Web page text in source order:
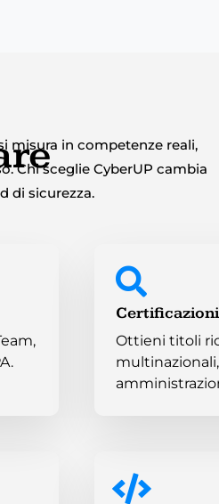
misura in competenze reali,
Chi sceglie CyberUP cambia
di sicurezza.
Ottieni titoli